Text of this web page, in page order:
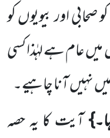
صحابی اور بیویوں کو
میں عام ہے لہٰذا کسی
نہیں آنا چاہیے۔
آیت کا یہ حصہ